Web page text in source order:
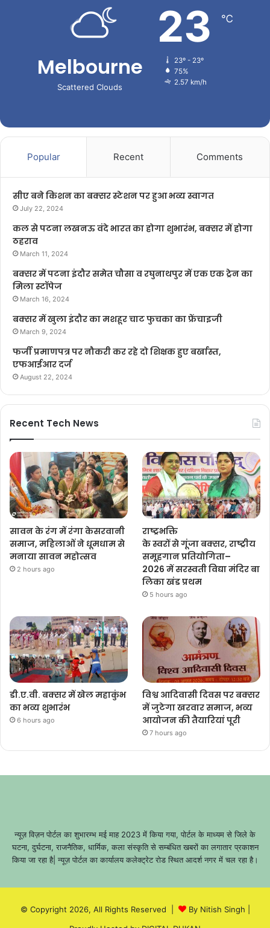
Melbourne
Scattered Clouds
23 ℃
23º - 23º
75%
2.57 km/h
Popular Recent Comments
सीए बने किशन का बक्सर स्टेशन पर हुआ भव्य स्वागत
July 22, 2024
कल से पटना लखनऊ वंदे भारत का होगा शुभारंभ, बक्सर में होगा
ठहराव
March 11, 2024
बक्सर में पटना इंदौर समेत चौसा व रघुनाथपुर में एक एक ट्रेन का
मिला स्टॉपेज
March 16, 2024
बक्सर में खुला इंदौर का मशहूर चाट फुचका का फ्रेंचाइजी
March 9, 2024
फर्जी प्रमाणपत्र पर नौकरी कर रहे दो शिक्षक हुए बर्खास्त,
एफआईआर दर्ज
August 22, 2024
Recent Tech News
सावन के रंग में रंगा केसरवानी
समाज, महिलाओं ने धूमधाम से
मनाया सावन महोत्सव
2 hours ago
राष्ट्रभक्ति
के स्वरों से गूंजा बक्सर, राष्ट्रीय
समूहगान प्रतियोगिता–
2026 में सरस्वती विद्या मंदिर बा
लिका खंड प्रथम
5 hours ago
डी.ए.वी. बक्सर में खेल महाकुंभ
का भव्य शुभारंभ
6 hours ago
विश्व आदिवासी दिवस पर बक्सर
में जुटेगा खरवार समाज, भव्य
आयोजन की तैयारियां पूरी
7 hours ago
न्यूज़ विज़न पोर्टल का शुभारम्भ मई माह 2023 में किया गया, पोर्टल के माध्यम से जिले के
घटना, दुर्घटना, राजनैतिक, धार्मिक, कला संस्कृति से सम्बंधित खबरों का लगातार प्रकाशन
किया जा रहा है| न्यूज़ पोर्टल का कार्यालय कलेक्ट्रेट रोड स्थित आदर्श नगर में चल रहा है।
© Copyright 2026, All Rights Reserved | By Nitish Singh